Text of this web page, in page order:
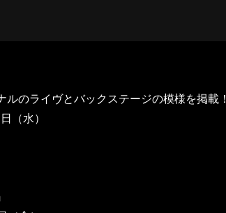
ルのライヴとバックステージの模様を掲載！
（水）